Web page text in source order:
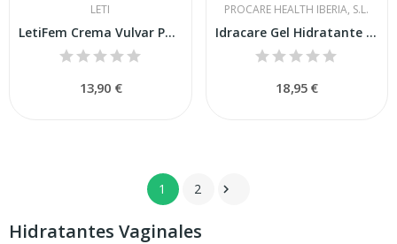
Hidratantes Vaginales
LETI
LetiFem Crema Vulvar Pediátrica 30ml
13,90 €
PROCARE HEALTH IBERIA, S.L.
Idracare Gel Hidratante Vaginal 30ml
18,95 €
1 2 